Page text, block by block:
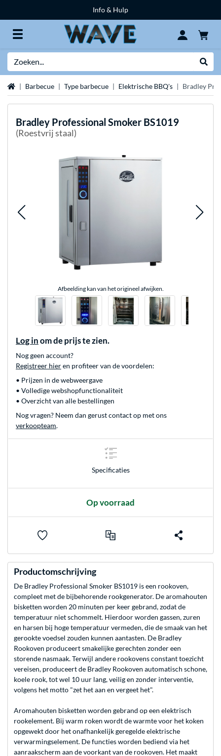
Info & Hulp
Home Barbecue Type barbecue Elektrische BBQ's Bradley
Bradley Professional Smoker BS1019
(Roestvrij staal)
Afbeelding kan van het origineel afwijken.
Log in om de prijs te zien.
Nog geen account?
Registreer hieren profiteer van de voordelen:
• Prijzen in de webweergave
• Volledige webshopfunctionaliteit
• Overzicht van alle bestellingen
Nog vragen? Neem dan gerust contact op met ons
verkoopteam.
Specificaties
Op voorraad
Productomschrijving
De Bradley Professional Smoker BS1019 is een rookoven,
compleet met de bijbehorende rookgenerator. De aromahouten
bisketten worden 20 minuten per keer gebrand, zodat de
temperatuur niet schommelt. Hierdoor worden gassen, zuren
en harsen bij hoge temperatuur vermeden, die de smaak van het
gerookte voedsel zouden kunnen aantasten. De Bradley
Rookoven produceert smakelijke gerechten zonder een
storende nasmaak. Terwijl andere rookovens constant toezicht
vereisen, produceert de Bradley Rookoven automatisch schone,
koele rook, tot wel 10 uur lang, veilig en zonder interventie,
volgens het motto "zet het aan en vergeet het".
Aromahouten bisketten worden gebrand op een elektrisch
rookelement. Bij warm roken wordt de warmte voor het koken
opgewekt door het onafhankelijk geregelde elektrische
verwarmingselement. De functies worden bediend via het
aanraakscherm aan de voorkant van de rookoven. Het maakt